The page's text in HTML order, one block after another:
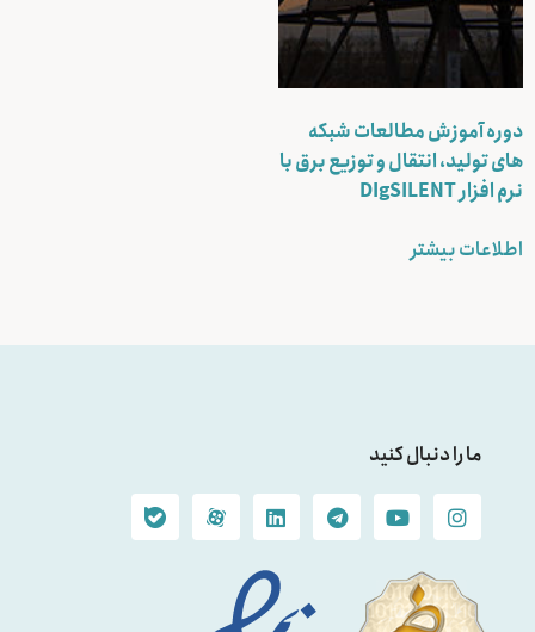
دوره آموزش مطالعات شبکه
های تولید، انتقال و توزیع برق با
نرم افزار DIgSILENT
اطلاعات بیشتر
ما را دنبال کنید